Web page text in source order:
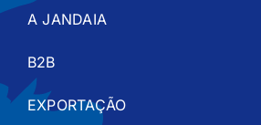
A JANDAIA
B2B
EXPORTAÇÃO